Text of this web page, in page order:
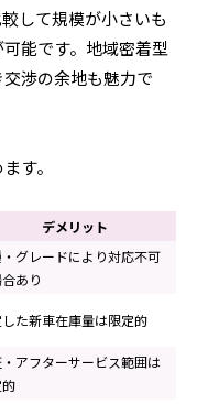
して規模が小さいも
可能です。地域密着型
渉の余地も魅力で
す。
デメリット
グレードにより対応不可
あり
た新車在庫量は限定的
アフターサービス範囲は